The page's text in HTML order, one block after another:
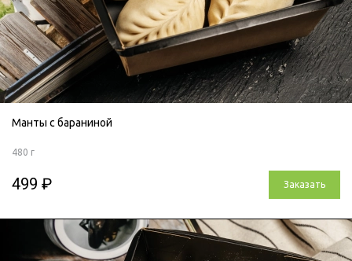
Манты с бараниной
480 г
499 ₽ Заказать